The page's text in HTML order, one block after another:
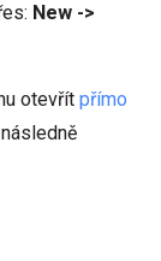
New ->
otevřít přímo